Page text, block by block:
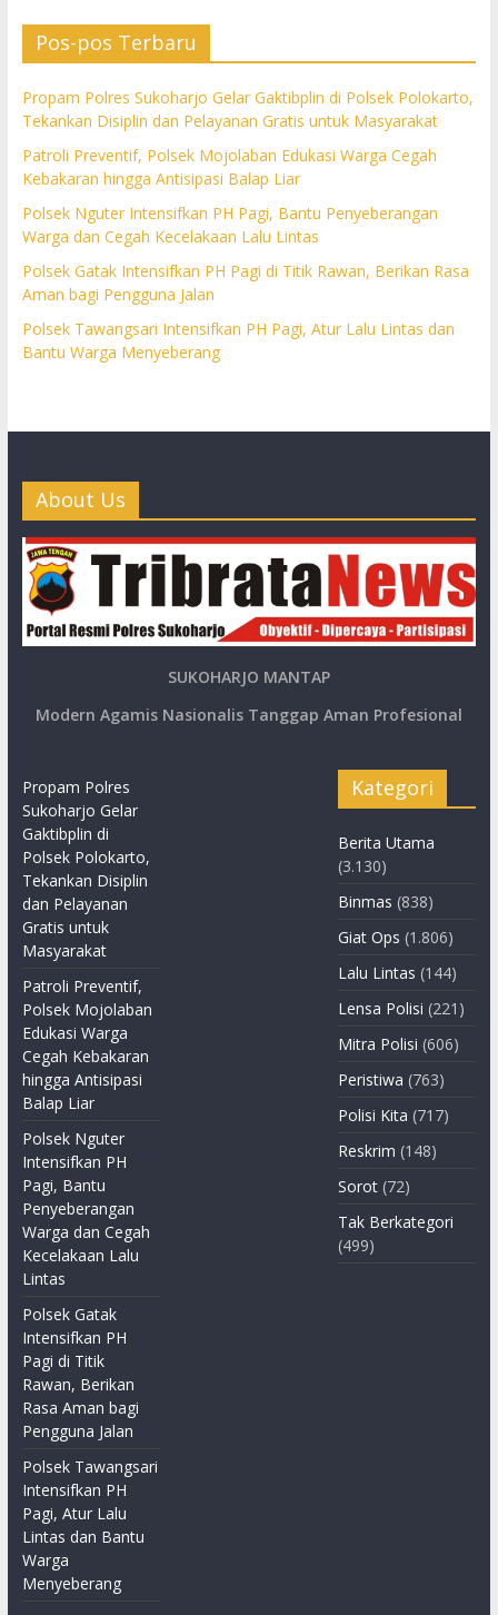
Pos-pos Terbaru
Propam Polres Sukoharjo Gelar Gaktibplin di Polsek Polokarto,
Tekankan Disiplin dan Pelayanan Gratis untuk Masyarakat
Patroli Preventif, Polsek Mojolaban Edukasi Warga Cegah
Kebakaran hingga Antisipasi Balap Liar
Polsek Nguter Intensifkan PH Pagi, Bantu Penyeberangan
Warga dan Cegah Kecelakaan Lalu Lintas
Polsek Gatak Intensifkan PH Pagi di Titik Rawan, Berikan Rasa
Aman bagi Pengguna Jalan
Polsek Tawangsari Intensifkan PH Pagi, Atur Lalu Lintas dan
Bantu Warga Menyeberang
About Us
SUKOHARJO MANTAP
Modern Agamis Nasionalis Tanggap Aman Profesional
Propam Polres
Sukoharjo Gelar
Gaktibplin di
Polsek Polokarto,
Tekankan Disiplin
dan Pelayanan
Gratis untuk
Masyarakat
Patroli Preventif,
Polsek Mojolaban
Edukasi Warga
Cegah Kebakaran
hingga Antisipasi
Balap Liar
Polsek Nguter
Intensifkan PH
Pagi, Bantu
Penyeberangan
Warga dan Cegah
Kecelakaan Lalu
Lintas
Polsek Gatak
Intensifkan PH
Pagi di Titik
Rawan, Berikan
Rasa Aman bagi
Pengguna Jalan
Polsek Tawangsari
Intensifkan PH
Pagi, Atur Lalu
Lintas dan Bantu
Warga
Menyeberang
Kategori
Berita Utama
(3.130)
Binmas (838)
Giat Ops (1.806)
Lalu Lintas (144)
Lensa Polisi (221)
Mitra Polisi (606)
Peristiwa (763)
Polisi Kita (717)
Reskrim (148)
Sorot (72)
Tak Berkategori
(499)